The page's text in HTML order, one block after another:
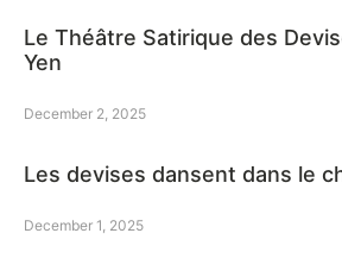
Le Théâtre Satirique des
Yen
December 2, 2025
Les devises dansent dans le
December 1, 2025